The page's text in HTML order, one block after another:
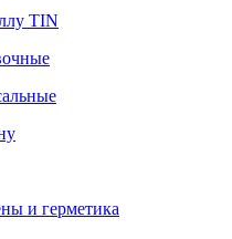
TIN
и герметика